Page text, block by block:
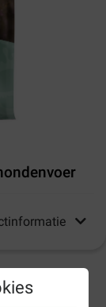
aangegeven